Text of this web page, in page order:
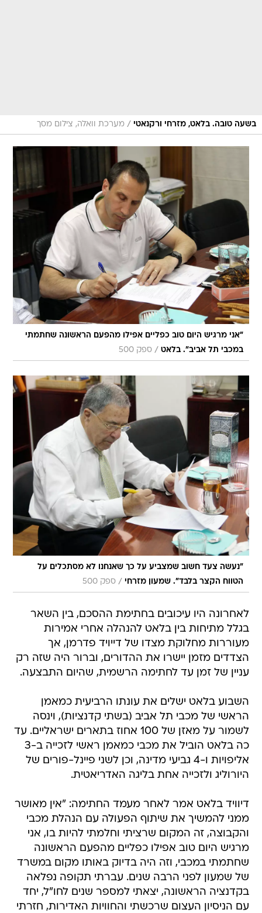
בשעה טובה. בלאט, מזרחי ורקנאטי / מערכת וואלה, צילום מסך
"אני מרגיש היום טוב כפליים אפילו מהפעם הראשונה שחתמתי
במכבי תל אביב". בלאט / ספק 500
"נעשה צעד חשוב שמצביע על כך שאנחנו לא מסתכלים על
הטווח הקצר בלבד". שמעון מזרחי / ספק 500
לאחרונה היו עיכובים בחתימת ההסכם, בין השאר
בגלל מתיחות בין בלאט להנהלה אחרי אמירות
מעוררות מחלוקת מצדו של דייויד פדרמן, אך
הצדדים מזמן יישרו את ההדורים, וברור היה שזה רק
עניין של זמן עד לחתימה הרשמית, שהיום התבצעה.
השבוע בלאט ישלים את עונתו הרביעית כמאמן
הראשי של מכבי תל אביב (בשתי קדנציות), וינסה
לשמור על מאזן של 100 אחוז בתארים ישראליים. עד
כה בלאט הוביל את מכבי כמאמן ראשי לזכייה ב-3
אליפויות ו-4 גביעי מדינה, וכן לשני פיינל-פורים של
היורוליג ולזכייה אחת בליגה האדריאטית.
דיוויד בלאט אמר לאחר מעמד החתימה: "אין מאושר
ממני להמשיך את שיתוף הפעולה עם הנהלת מכבי
והקבוצה, זה המקום שרציתי וחלמתי להיות בו, אני
מרגיש היום טוב אפילו כפליים מהפעם הראשונה
שחתמתי במכבי, וזה היה בדיוק באותו מקום במשרד
של שמעון לפני הרבה שנים. עברתי תקופה נפלאה
בקדנציה הראשונה, יצאתי למספר שנים לחו"ל, יחד
עם הניסיון העצום שרכשתי והחוויות האדירות, חזרתי